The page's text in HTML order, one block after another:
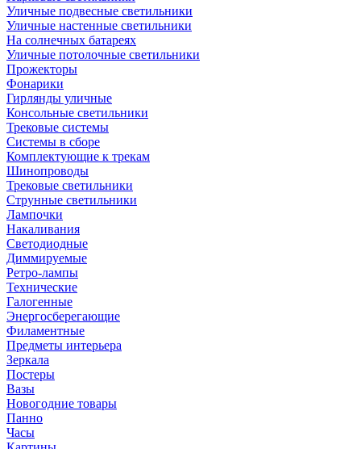
Уличные подвесные светильники
Уличные настенные светильники
На солнечных батареях
Уличные потолочные светильники
Прожекторы
Фонарики
Гирлянды уличные
Консольные светильники
Трековые системы
Системы в сборе
Комплектующие к трекам
Шинопроводы
Трековые светильники
Струнные светильники
Лампочки
Накаливания
Светодиодные
Диммируемые
Ретро-лампы
Технические
Галогенные
Энергосберегающие
Филаментные
Предметы интерьера
Зеркала
Постеры
Вазы
Новогодние товары
Панно
Часы